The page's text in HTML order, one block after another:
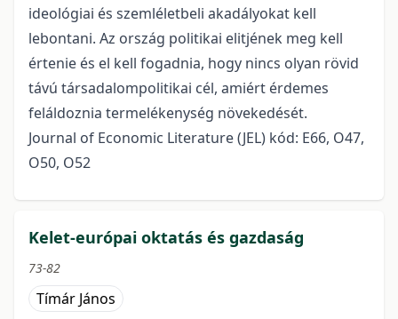
ideológiai és szemléletbeli akadályokat kell
lebontani. Az ország politikai elitjének meg kell
értenie és el kell fogadnia, hogy nincs olyan rövid
távú társadalompolitikai cél, amiért érdemes
feláldoznia termelékenység növekedését.
Journal of Economic Literature (JEL) kód: E66, O47,
O50, O52
Kelet-európai oktatás és gazdaság
73-82
Tímár János